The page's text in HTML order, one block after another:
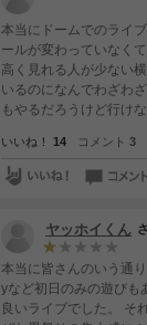
本当にドームでのライ
ールが変わっていなく
高く見れる人が少ない
いるのになんでわざわ
もやるだろうけど行け
いいね！ 14 コメント 3
ヤッホイくん
本当に皆さんのいう通
yなど初日のみの遊びも
良いライブでした。 そ